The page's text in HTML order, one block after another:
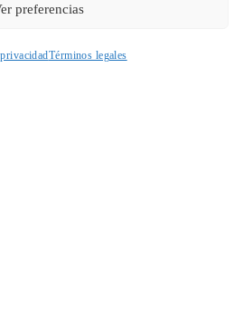
preferencias
Términos legales